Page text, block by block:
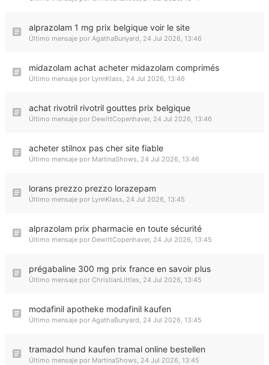
alprazolam 1 mg prix belgique voir le site
Último mensaje por AgathaBunyard, 24 Jul 2026, 13:46
midazolam achat acheter midazolam comprimés
Último mensaje por LynnKlass, 24 Jul 2026, 13:46
achat rivotril rivotril gouttes prix belgique
Último mensaje por DewittCopenhaver, 24 Jul 2026, 13:46
acheter stilnox pas cher site fiable
Último mensaje por MartinaShows, 24 Jul 2026, 13:46
lorans prezzo prezzo lorazepam
Último mensaje por LynnKlass, 24 Jul 2026, 13:45
alprazolam prix pharmacie en toute sécurité
Último mensaje por DewittCopenhaver, 24 Jul 2026, 13:45
prégabaline 300 mg prix france en savoir plus
Último mensaje por ChristianLittles, 24 Jul 2026, 13:45
modafinil apotheke modafinil kaufen
Último mensaje por AgathaBunyard, 24 Jul 2026, 13:45
tramadol hund kaufen tramal online bestellen
Último mensaje por MartinaShows, 24 Jul 2026, 13:45